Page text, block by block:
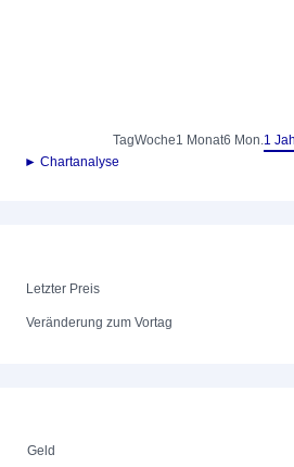
TagWoche1 Monat6 Mon.1
► Chartanalyse
Letzter Preis
Veränderung zum Vortag
Geld